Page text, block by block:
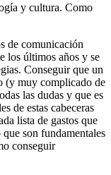
y cultura. Como
de comunicación
los últimos años y se
Conseguir que un
(y muy complicado de
las dudas y que es
de estas cabeceras
lista de gastos que
son fundamentales
conseguir